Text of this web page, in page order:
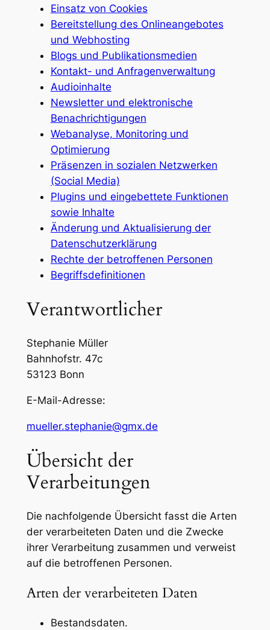
Einsatz von Cookies
Bereitstellung des Onlineangebotes
und Webhosting
Blogs und Publikationsmedien
Kontakt- und Anfragenverwaltung
Audioinhalte
Newsletter und elektronische
Benachrichtigungen
Webanalyse, Monitoring und
Optimierung
Präsenzen in sozialen Netzwerken
(Social Media)
Plugins und eingebettete Funktionen
sowie Inhalte
Änderung und Aktualisierung der
Datenschutzerklärung
Rechte der betroffenen Personen
Begriffsdefinitionen
Verantwortlicher
Stephanie Müller
Bahnhofstr. 47c
53123 Bonn
E-Mail-Adresse:
mueller.stephanie@gmx.de
Übersicht der
Verarbeitungen
Die nachfolgende Übersicht fasst die Arten
der verarbeiteten Daten und die Zwecke
ihrer Verarbeitung zusammen und verweist
auf die betroffenen Personen.
Arten der verarbeiteten Daten
Bestandsdaten.